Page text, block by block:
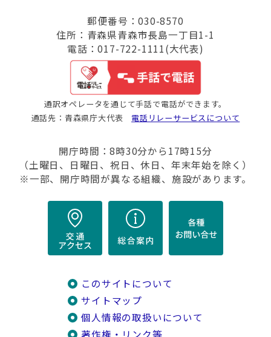
郵便番号：030-8570
住所：青森県青森市長島一丁目1-1
電話：017-722-1111(大代表)
通訳オペレータを通じて手話で電話ができます。
通話先：青森県庁大代表 電話リレーサービスについて
開庁時間：8時30分から17時15分
（土曜日、日曜日、祝日、休日、年末年始を除く）
※一部、開庁時間が異なる組織、施設があります。
このサイトについて
サイトマップ
個人情報の取扱いについて